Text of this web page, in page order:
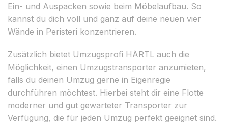
Ein- und Auspacken sowie beim Möbelaufbau. So
kannst du dich voll und ganz auf deine neuen vier
Wände in Peristeri konzentrieren.
Zusätzlich bietet Umzugsprofi HÄRTL auch die
Möglichkeit, einen Umzugstransporter anzumieten,
falls du deinen Umzug gerne in Eigenregie
durchführen möchtest. Hierbei steht dir eine Flotte
moderner und gut gewarteter Transporter zur
Verfügung, die für jeden Umzug perfekt geeignet sind.